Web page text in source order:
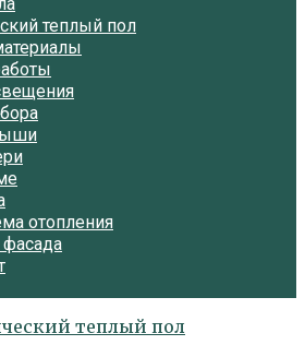
теплый пол
отопления
теплый пол